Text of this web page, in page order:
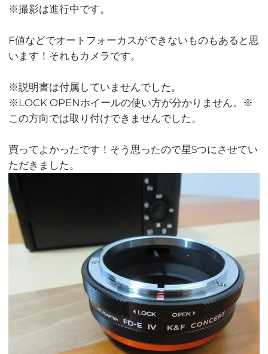
※撮影は進行中です。
F値などでオートフォーカスができないものもあると思
います！それもカメラです。
※説明書は付属していませんでした。
※LOCK OPENホイールの使い方が分かりません。※
この方向では取り付けできませんでした。
買ってよかったです！そう思ったので星5つにさせてい
ただきました。